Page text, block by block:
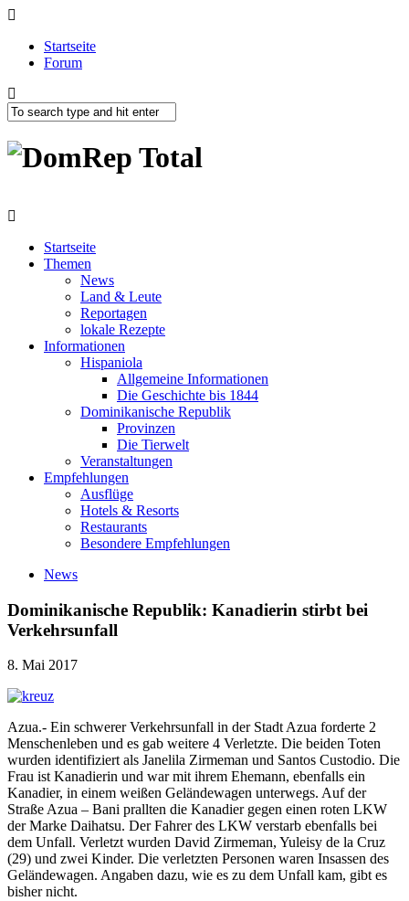
Startseite
Forum
Startseite
Themen
News
Land & Leute
Reportagen
lokale Rezepte
Informationen
Hispaniola
Allgemeine Informationen
Die Geschichte bis 1844
Dominikanische Republik
Provinzen
Die Tierwelt
Veranstaltungen
Empfehlungen
Ausflüge
Hotels & Resorts
Restaurants
Besondere Empfehlungen
News
Dominikanische Republik: Kanadierin stirbt bei
Verkehrsunfall
8. Mai 2017
Azua.- Ein schwerer Verkehrsunfall in der Stadt Azua forderte 2
Menschenleben und es gab weitere 4 Verletzte. Die beiden Toten
wurden identifiziert als Janelila Zirmeman und Santos Custodio. Die
Frau ist Kanadierin und war mit ihrem Ehemann, ebenfalls ein
Kanadier, in einem weißen Geländewagen unterwegs. Auf der
Straße Azua – Bani prallten die Kanadier gegen einen roten LKW
der Marke Daihatsu. Der Fahrer des LKW verstarb ebenfalls bei
dem Unfall. Verletzt wurden David Zirmeman, Yuleisy de la Cruz
(29) und zwei Kinder. Die verletzten Personen waren Insassen des
Geländewagen. Angaben dazu, wie es zu dem Unfall kam, gibt es
bisher nicht.